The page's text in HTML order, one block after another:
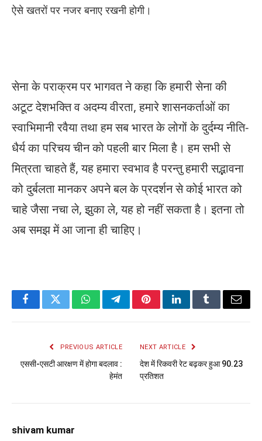
ऐसे खतरों पर नजर बनाए रखनी होगी।
सेना के पराक्रम पर भागवत ने कहा कि हमारी सेना की
अटूट देशभक्ति व अदम्य वीरता, हमारे शासनकर्ताओं का
स्वाभिमानी रवैया तथा हम सब भारत के लोगों के दुर्दम्य नीति-
धैर्य का परिचय चीन को पहली बार मिला है। हम सभी से
मित्रता चाहते हैं, यह हमारा स्वभाव है परन्तु हमारी सद्भावना
को दुर्बलता मानकर अपने बल के प्रदर्शन से कोई भारत को
चाहे जैसा नचा ले, झुका ले, यह हो नहीं सकता है। इतना तो
अब समझ में आ जाना ही चाहिए।
FacebookTwitterWhatsAppTelegramPinterestLinkedInTumblrEmail
PREVIOUS ARTICLE
एससी-एसटी आरक्षण में होगा बदलाव :
हेमंत
NEXT ARTICLE
देश में रिकवरी रेट बढ़कर हुआ 90.23
प्रतिशत
shivam kumar